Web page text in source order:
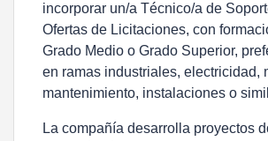
incorporar un/a Técnico/a de
Ofertas de Licitaciones, con
Grado Medio o Grado Superior,
en ramas industriales, electricidad,
mantenimiento, instalaciones o
La compañía desarrolla proyectos